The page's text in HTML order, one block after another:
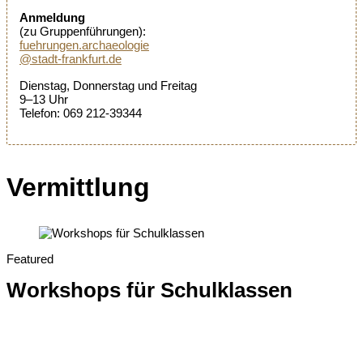
Anmeldung
(zu Gruppenführungen):
fuehrungen.archaeologie
@stadt-frankfurt.de
Dienstag, Donnerstag und Freitag
9–13 Uhr
Telefon: 069 212-39344
Vermittlung
Featured
Workshops für Schulklassen